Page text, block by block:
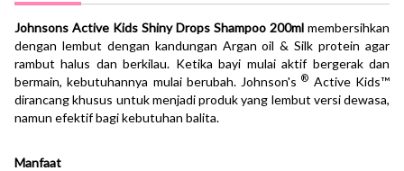
Johnsons Active Kids Shiny Drops Shampoo 200ml membersihkan
dengan lembut dengan kandungan Argan oil & Silk protein agar
rambut halus dan berkilau. Ketika bayi mulai aktif bergerak dan
bermain, kebutuhannya mulai berubah. Johnson's® Active Kids™
dirancang khusus untuk menjadi produk yang lembut versi dewasa,
namun efektif bagi kebutuhan balita.
Manfaat